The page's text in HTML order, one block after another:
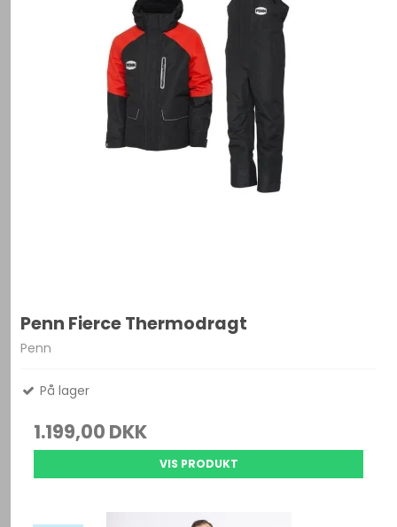
Penn Fierce Thermodragt
Penn
På lager
1.199,00 DKK
VIS PRODUKT